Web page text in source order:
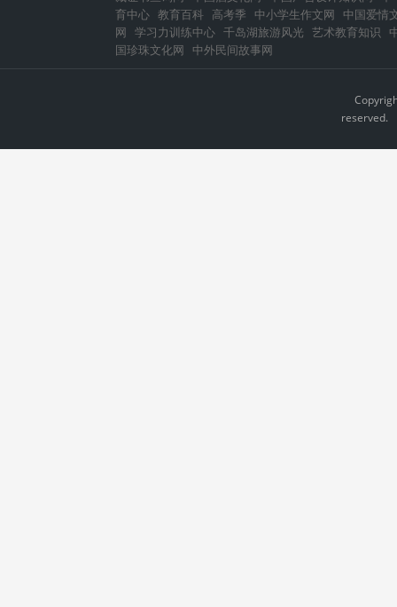
育中心 教育百科 高考季 中小学生作文网
中国爱情
网 学习力训练中心 千岛湖旅游风光 艺术教育知识
国珍珠文化网
中外民间故事网